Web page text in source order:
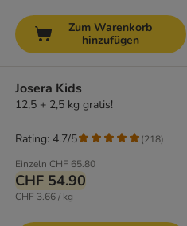
Zum Warenkorb
hinzufügen
Josera Kids
12,5 + 2,5 kg gratis!
Einzeln CHF 65.80
CHF 54.90
CHF 3.66 / kg
Rating: 4.7/5 (218)